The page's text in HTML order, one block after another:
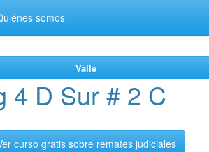
somos
Valle
4 D Sur # 2 C
curso gratis sobre remates judiciales